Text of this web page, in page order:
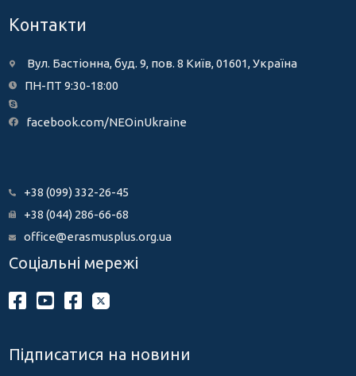
Контакти
Вул. Бастіонна, буд. 9, пов. 8 Київ, 01601, Україна
ПН-ПТ 9:30-18:00
facebook.com/NEOinUkraine
+38 (099) 332-26-45
+38 (044) 286-66-68
office@erasmusplus.org.ua
Соціальні мережі
Підписатися на новини